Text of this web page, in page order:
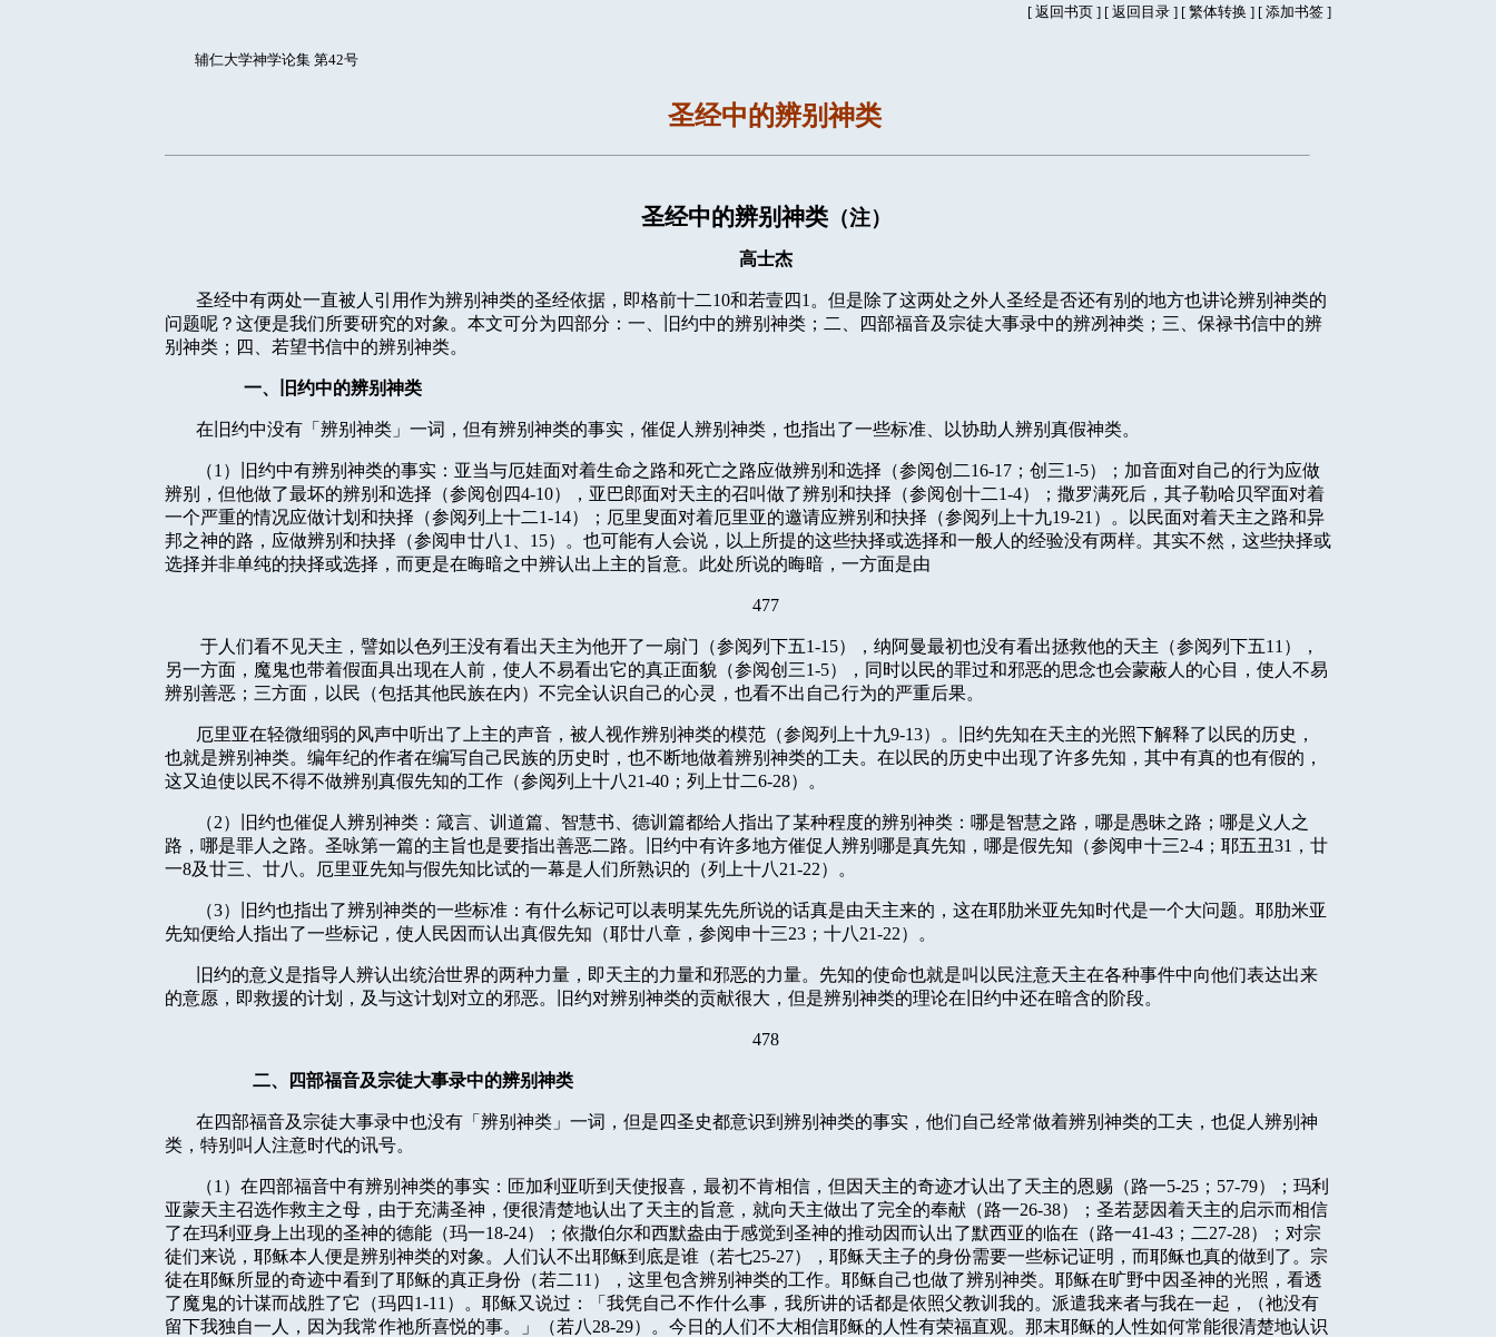
[ 返回书页 ] [ 返回目录 ] [ 繁体转换 ] [ 添加书签 ]
辅仁大学神学论集 第42号
圣经中的辨别神类
圣经中的辨别神类（注）
高士杰
圣经中有两处一直被人引用作为辨别神类的圣经依据，即格前十二10和若壹四1 。但是除了这两处之外人圣经是否还有别的地方也讲论辨别神类的
问题呢？这便是我们所要研究的对象。本文可分为四部分：一、旧约中的辨别神类；二、四部福音及宗徒大事录中的辨冽神类；三、保禄书信中的辨
别神类；四、若望书信中的辨别神类。
一、旧约中的辨别神类
在旧约中没有「辨别神类」一词，但有辨别神类的事实，催促人辨别神类，也指出了一些标准、以协助人辨别真假神类。
（1 ）旧约中有辨别神类的事实：亚当与厄娃面对着生命之路和死亡之路应做辨别和选择（参阅创二16-17 ；创三1-5）；加音面对自己的行为应做
辨别，但他做了最坏的辨别和选择（参阅创四4-10），亚巴郎面对天主的召叫做了辨别和抉择（参阅创十二1-4）；撒罗满死后，其子勒哈贝罕面对着
一个严重的情况应做计划和抉择（参阅列上十二1-14）；厄里叟面对着厄里亚的邀请应辨别和抉择（参阅列上十九19-21 ）。以民面对着天主之路和异
邦之神的路，应做辨别和抉择（参阅申廿八 1 15）。也可能有人会说，以上所提的这些抉择或选择和一般人的经验没有两样。其实不然，这些抉择或
选择并非单纯的抉择或选择，而更是在晦暗之中辨认出上主的旨意。此处所说的晦暗，一方面是由
477
于人们看不见天主，譬如以色列王没有看出天主为他开了一扇门（参阅列下五1-15），纳阿曼最初也没有看出拯救他的天主（参阅列下五11 ），
另一方面，魔鬼也带着假面具出现在人前，使人不易看出它的真正面貌（参阅创三1-5），同时以民的罪过和邪恶的思念也会蒙蔽人的心目，使人不易
辨别善恶；三方面，以民（包括其他民族在内）不完全认识自己的心灵，也看不出自己行为的严重后果。
厄里亚在轻微细弱的风声中听出了上主的声音，被人视作辨别神类的模范（参阅列上十九9-13）。旧约先知在天主的光照下解释了以民的历史，
也就是辨别神类。编年纪的作者在编写自己民族的历史时，也不断地做着辨别神类的工夫。在以民的历史中出现了许多先知，其中有真的也有假的，
这又迫使以民不得不做辨别真假先知的工作（参阅列上十八 21-40 ；列上廿二6-28）。
（2）旧约也催促人辨别神类：箴言、训道篇、智慧书、德训篇都给人指出了某种程度的辨别神类：哪是智慧之路，哪是愚昧之路；哪是义人之
路，哪是罪人之路。圣咏第一篇的主旨也是要指出善恶二路。旧约中有许多地方催促人辨别哪是真先知，哪是假先知（参阅申十三2-4 ；耶五丑31 ，廿
一8及廿三、廿八。厄里亚先知与假先知比试的一幕是人们所熟识的（列上十八 21-22）。
（3）旧约也指出了辨别神类的一些标准：有什么标记可以表明某先先所说的话真是由天主来的，这在耶肋米亚先知时代是一个大问题。耶肋米亚
先知便给人指出了一些标记，使人民因而认出真假先知（耶廿八章，参阅申十三23 ；十八 21-22）。
旧约的意义是指导人辨认出统治世界的两种力量，即天主的力量和邪恶的力量。先知的使命也就是叫以民注意天主在各种事件中向他们表达出来
的意愿，即救援的计划，及与这计划对立的邪恶。旧约对辨别神类的贡献很大，但是辨别神类的理论在旧约中还在暗含的阶段。
478
二、四部福音及宗徒大事录中的辨别神类
在四部福音及宗徒大事录中也没有「辨别神类」一词，但是四圣史都意识到辨别神类的事实，他们自己经常做着辨别神类的工夫，也促人辨别神
类，特别叫人注意时代的讯号。
（1 ）在四部福音中有辨别神类的事实：匝加利亚听到天使报喜，最初不肯相信，但因天主的奇迹才认出了天主的恩赐（路一5-25 ； 57-79）；玛利
亚蒙天主召选作救主之母，由于充满圣神，便很清楚地认出了天主的旨意，就向天主做出了完全的奉献（路一26-38）；圣若瑟因着天主的启示而相信
了在玛利亚身上出现的圣神的德能（玛一18-24）；依撒伯尔和西默盎由于感觉到圣神的推动因而认出了默西亚的临在（路一41-43 ；二27-28）；对宗
徒们来说，耶稣本人便是辨别神类的对象。人们认不出耶稣到底是谁（若七25-27），耶稣天主子的身份需要一些标记证明，而耶稣也真的做到了。宗
徒在耶稣所显的奇迹中看到了耶稣的真正身份（若二11 ），这里包含辨别神类的工作。耶稣自己也做了辨别神类。耶稣在旷野中因圣神的光照，看透
了魔鬼的计谋而战胜了它（玛四1-11 ）。耶稣又说过：「我凭自己不作什么事，我所讲的话都是依照父教训我的。派遣我来者与我在一起，（祂没有
留下我独自一人，因为我常作祂所喜悦的事。」（若八 28-29）。今日的人们不大相信耶稣的人性有荣福直观。那末耶稣的人性如何常能很清楚地认识